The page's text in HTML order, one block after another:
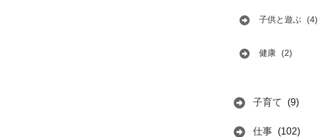
子供と遊ぶ (4)
健康 (2)
子育て (9)
仕事 (102)